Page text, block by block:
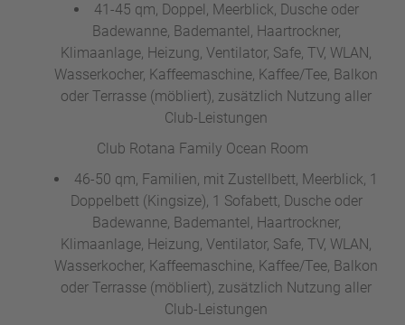
41-45 qm, Doppel, Meerblick, Dusche oder
Badewanne, Bademantel, Haartrockner,
Klimaanlage, Heizung, Ventilator, Safe, TV, WLAN,
Wasserkocher, Kaffeemaschine, Kaffee/Tee, Balkon
oder Terrasse (möbliert), zusätzlich Nutzung aller
Club-Leistungen
Club Rotana Family Ocean Room
46-50 qm, Familien, mit Zustellbett, Meerblick, 1
Doppelbett (Kingsize), 1 Sofabett, Dusche oder
Badewanne, Bademantel, Haartrockner,
Klimaanlage, Heizung, Ventilator, Safe, TV, WLAN,
Wasserkocher, Kaffeemaschine, Kaffee/Tee, Balkon
oder Terrasse (möbliert), zusätzlich Nutzung aller
Club-Leistungen